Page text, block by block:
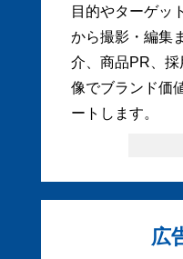
目的やターゲッ
から撮影・編集
介、商品PR、
像でブランド価
ートします。
広